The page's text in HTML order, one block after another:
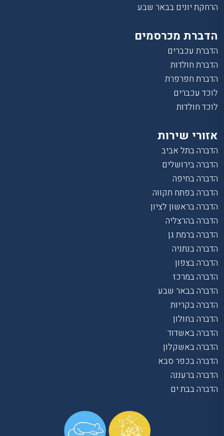
הרחקת יונים בבאר שבע
הדברת מכרסמים
הדברת עכברים
הדברת חולדות
הדברת חפרפרת
לוכד עכברים
לוכד חולדות
אזורי שירות
הדברה בתל אביב
הדברה בירושלים
הדברה בחיפה
הדברה בפתח תקווה
הדברה בראשון לציון
הדברה בהרצליה
הדברה ברמת גן
הדברה בנתניה
הדברה בצפון
הדברה במרכז
הדברה בבאר שבע
הדברה בקריות
הדברה בחולון
הדברה באשדוד
הדברה באשקלון
הדברה בכפר סבא
הדברה ברעננה
הדברה בבת ים